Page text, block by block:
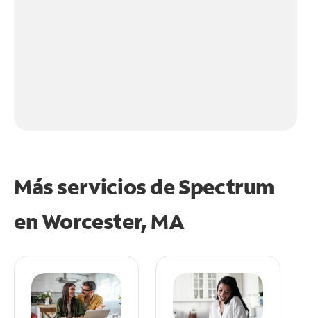
Más servicios de Spectrum
enWorcester, MA